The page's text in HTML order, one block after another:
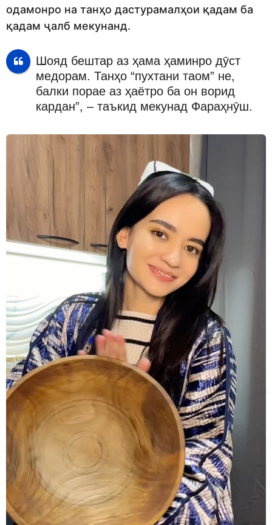
одамонро на танҳо дастурамалҳои қадам ба
қадам ҷалб мекунанд.
Шояд бештар аз ҳама ҳаминро дӯст
медорам. Танҳо “пухтани таом” не,
балки порае аз ҳаётро ба он ворид
кардан”, – таъкид мекунад Фараҳнӯш.